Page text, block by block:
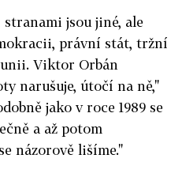
jsou jiné, ale
právní stát, tržní
Viktor Orbán
narušuje, útočí na ně,"
jako v roce 1989 se
a až potom
názorově lišíme."